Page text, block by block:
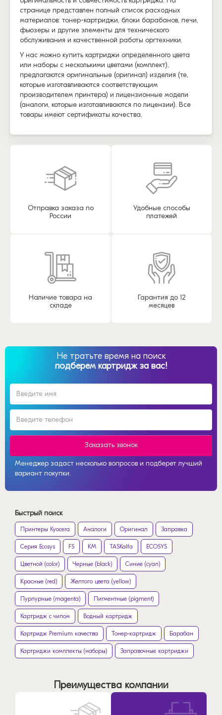
странице представлен полный список расходных
материалов: тонер-картриджи, блоки барабанов, печи,
фьюзеры и другие элементы для технического
обслуживания и качественной работы оргтехники.
У нас можно купить картриджи определенного цвета
или наборы с несколькими цветами (комплект),
предлагаются оригинальные (оригинал) изделия (те,
которые изготавливаются соответствующим
производителем принтера) и лицензионные модели
(аналоги, которые изготавливаются по лицензии). Все
товары имеют сертификаты качества.
Отправка заказа по
России
Удобные способы
платежей
Наличие товара на
складе
Гарантия до 12
месяцев
Не тратьте время на поиск
подберем картридж за вас!
Заказать звонок
Менеджер задаст несколько вопросов и подберет лучший
вариант покупки.
Быстрый поиск
Принтеры Kyocera Аналоги Оригинал Заправка
Серия Ecosys FS KM TASKalfa ECOSYS
Цветной (color) Черные (black) Синие (cyan)
Красные (red) Желтого цвета (yellow)
Пурпурные (magenta) Пигментные (pigment)
Картридж с чипом Водный картридж
Картридж Premium качества Тонер-картридж Барабан
Картриджи комплекты (наборы) Заправочные картриджи
Преимущества компании